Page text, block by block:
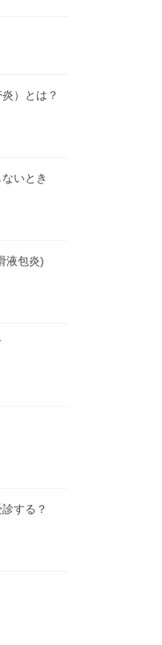
）とは？
いとき
液包炎)
する？